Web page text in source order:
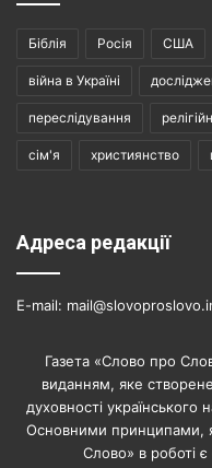
Біблія Росія США
війна в Україні
переслідування
сім'я християнство
Адреса редакції
E-mail:
Газета «Слово про
виданням, яке
духовності українського
Основними принципами,
Слово» в роботі є